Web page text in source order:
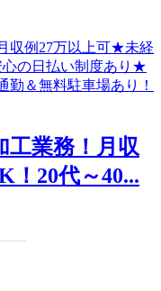
工業務！月収
20代～40...